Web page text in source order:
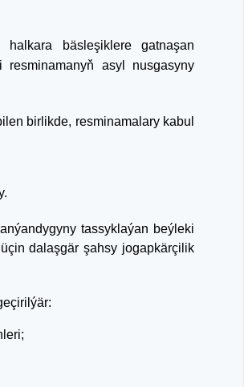
bäsleşiklere gatnaşan
asyl nusgasyny
birlikde, resminamalary kabul
tassyklaýan beýleki
dalaşgär şahsy jogapkärçilik